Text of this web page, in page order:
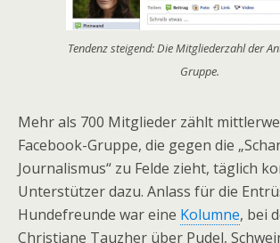
Tendenz steigend: Die Mitgliederzahl der
Gruppe.
Mehr als 700 Mitglieder zählt
Facebook-Gruppe, die gegen die
Journalismus“ zu Felde zieht, täglich
Unterstützer dazu. Anlass für die
Hundefreunde war eine Kolumne, bei
Christiane Tauzher über Pudel,